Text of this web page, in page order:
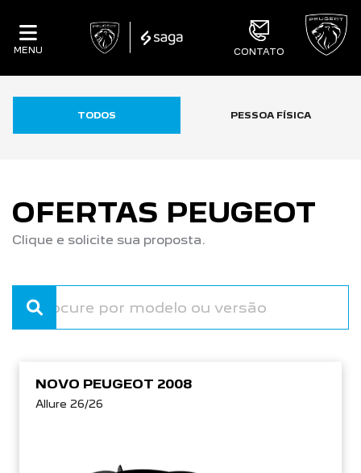
MENU CONTATO
TODOS PESSOA FÍSICA
OFERTAS PEUGEOT
Clique e solicite sua proposta.
NOVO PEUGEOT 2008
Allure 26/26